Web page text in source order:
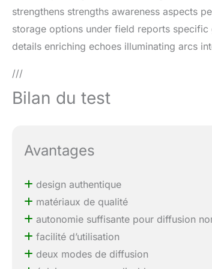
strengthens strengths awareness aspects
storage options under field reports
details enriching echoes illuminating arcs
///
Bilan du test
Avantages
design authentique
matériaux de qualité
autonomie suffisante pour diffusion
facilité d’utilisation
deux modes de diffusion